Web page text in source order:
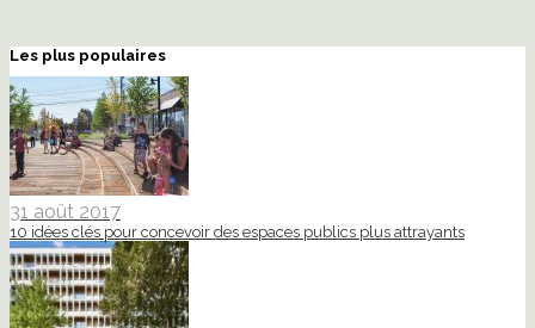
Les plus populaires
31 août 2017
10 idées clés pour concevoir des espaces publics plus attrayants